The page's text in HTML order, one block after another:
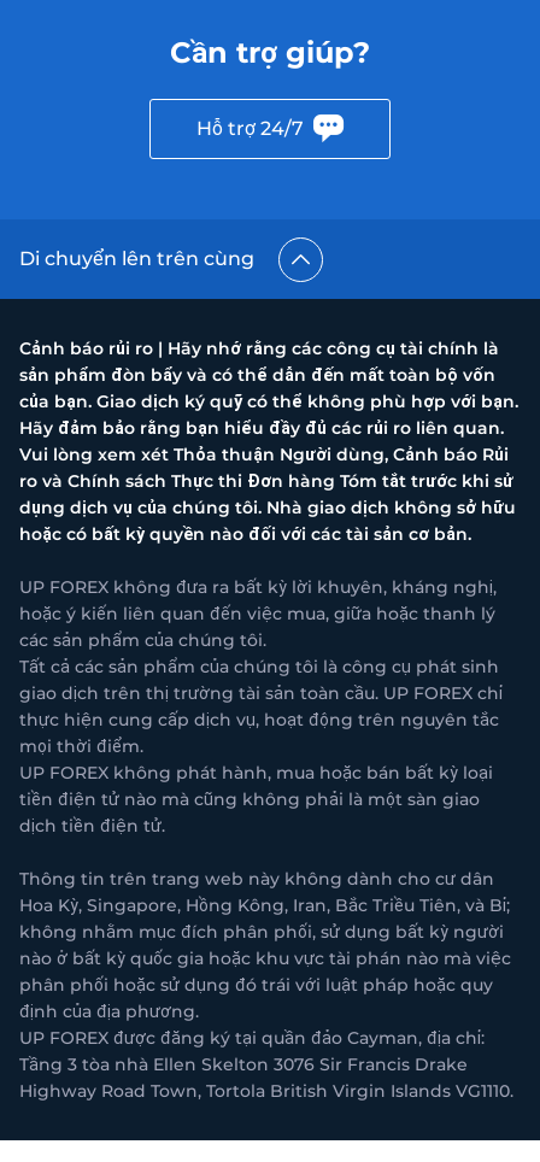
Cần trợ giúp?
Hỗ trợ 24/7
Di chuyển lên trên cùng
Cảnh báo rủi ro | Hãy nhớ rằng các công cụ tài chính là
sản phẩm đòn bẩy và có thể dẫn đến mất toàn bộ vốn
của bạn. Giao dịch ký quỹ có thể không phù hợp với bạn.
Hãy đảm bảo rằng bạn hiểu đầy đủ các rủi ro liên quan.
Vui lòng xem xét Thỏa thuận Người dùng, Cảnh báo Rủi
ro và Chính sách Thực thi Đơn hàng Tóm tắt trước khi sử
dụng dịch vụ của chúng tôi. Nhà giao dịch không sở hữu
hoặc có bất kỳ quyền nào đối với các tài sản cơ bản.
UP FOREX không đưa ra bất kỳ lời khuyên, kháng nghị,
hoặc ý kiến liên quan đến việc mua, giữa hoặc thanh lý
các sản phẩm của chúng tôi.
Tất cả các sản phẩm của chúng tôi là công cụ phát sinh
giao dịch trên thị trường tài sản toàn cầu. UP FOREX chỉ
thực hiện cung cấp dịch vụ, hoạt động trên nguyên tắc
mọi thời điểm.
UP FOREX không phát hành, mua hoặc bán bất kỳ loại
tiền điện tử nào mà cũng không phải là một sàn giao
dịch tiền điện tử.
Thông tin trên trang web này không dành cho cư dân
Hoa Kỳ, Singapore, Hồng Kông, Iran, Bắc Triều Tiên, và Bỉ;
không nhằm mục đích phân phối, sử dụng bất kỳ người
nào ở bất kỳ quốc gia hoặc khu vực tài phán nào mà việc
phân phối hoặc sử dụng đó trái với luật pháp hoặc quy
định của địa phương.
UP FOREX được đăng ký tại quần đảo Cayman, địa chỉ:
Tầng 3 tòa nhà Ellen Skelton 3076 Sir Francis Drake
Highway Road Town, Tortola British Virgin Islands VG1110.